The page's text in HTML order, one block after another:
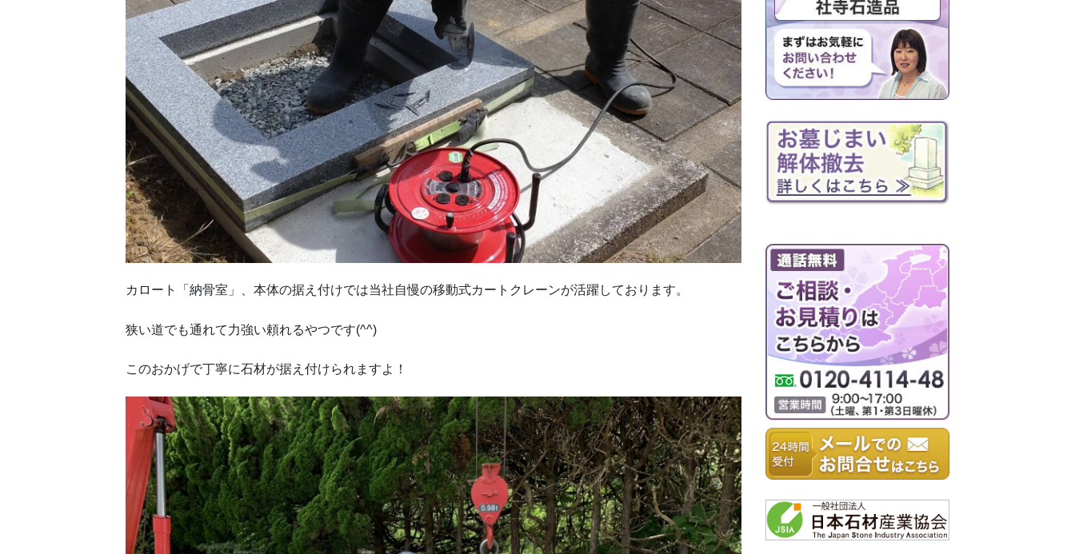
カロート「納骨室」、本体の据え付けでは当社自慢の移動式カートクレーンが活躍しております。
狭い道でも通れて力強い頼れるやつです(^^)
このおかげで丁寧に石材が据え付けられますよ！